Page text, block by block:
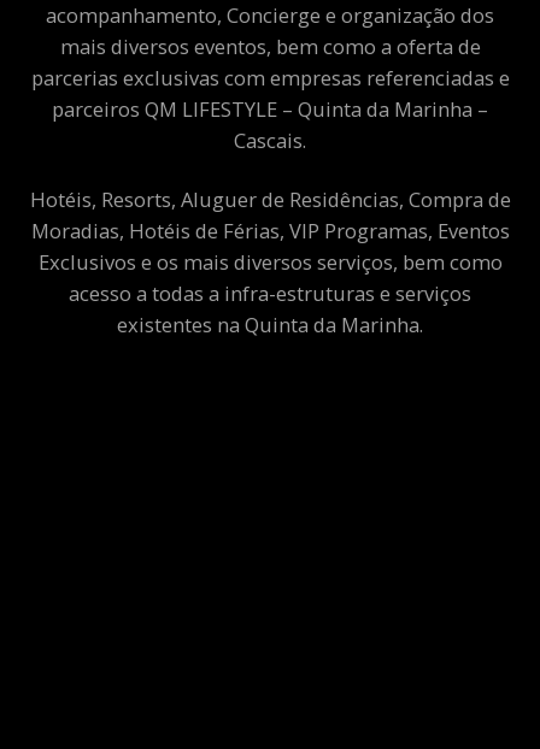
acompanhamento, Concierge e organização dos
mais diversos eventos, bem como a oferta de
parcerias exclusivas com empresas referenciadas e
parceiros QM LIFESTYLE – Quinta da Marinha –
Cascais.
Hotéis, Resorts, Aluguer de Residências, Compra de
Moradias, Hotéis de Férias, VIP Programas, Eventos
Exclusivos e os mais diversos serviços, bem como
acesso a todas a infra-estruturas e serviços
existentes na Quinta da Marinha.